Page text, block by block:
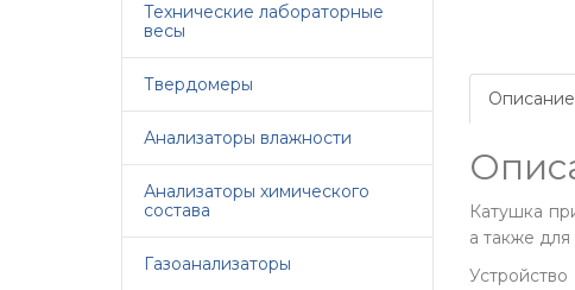
Технические лабораторные
весы
Твердомеры
Анализаторы влажности
Анализаторы химического
состава
Газоанализаторы
Описание
Катушка
а также